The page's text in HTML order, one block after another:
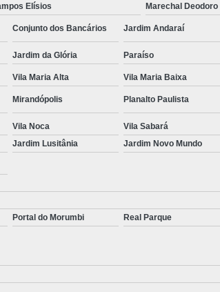
Tratamento de
Tratamento para
Tratamento para Pessoa
Tratamento para
Tratamento para
Tratamento para Transtorno de
Tratamento para
Elísios Marechal Deodoro
Conjunto dos Bancários Jardim Andaraí
Jardim da Glória Paraíso
Vila Maria Alta Vila Maria Baixa
Mirandópolis Planalto Paulista
Vila Noca
Vila Sabará
Jardim Lusitânia Jardim Novo Mundo
Portal do Morumbi Real Parque